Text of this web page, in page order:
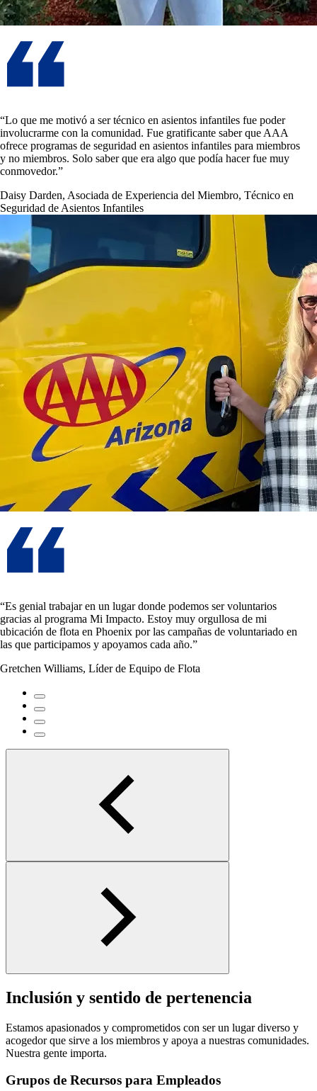
“Lo que me motivó a ser técnico en asientos infantiles fue poder
involucrarme con la comunidad. Fue gratificante saber que AAA
ofrece programas de seguridad en asientos infantiles para miembros
y no miembros. Solo saber que era algo que podía hacer fue muy
conmovedor.”
Daisy Darden, Asociada de Experiencia del Miembro, Técnico en
Seguridad de Asientos Infantiles
“Es genial trabajar en un lugar donde podemos ser voluntarios
gracias al programa Mi Impacto. Estoy muy orgullosa de mi
ubicación de flota en Phoenix por las campañas de voluntariado en
las que participamos y apoyamos cada año.”
Gretchen Williams, Líder de Equipo de Flota
Inclusión y sentido de pertenencia
Estamos apasionados y comprometidos con ser un lugar diverso y
acogedor que sirve a los miembros y apoya a nuestras comunidades.
Nuestra gente importa.
Grupos de Recursos para Empleados